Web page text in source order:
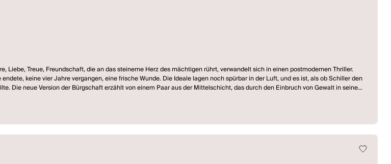
Liebe, Treue, Freundschaft, die an das steinerne Herz des mächtigen rührt, verwandelt sich in einen postmodernen Thriller.
keine vier Jahre vergangen, eine frische Wunde. Die Ideale lagen noch spürbar in der Luft, und es ist, als ob Schiller den
Die neue Version der Bürgschaft erzählt von einem Paar aus der Mittelschicht, das durch den Einbruch von Gewalt in seine
als Gefährdung der privaten Existenz. Ihn interessiert, wie Menschen in Extremsituationen handeln, wozu sie fähig sind,
werden, wie dick ist die Decke der Zivilisation und was passiert, wenn sie endlich reißt? (Schauspiel Frankfurt)